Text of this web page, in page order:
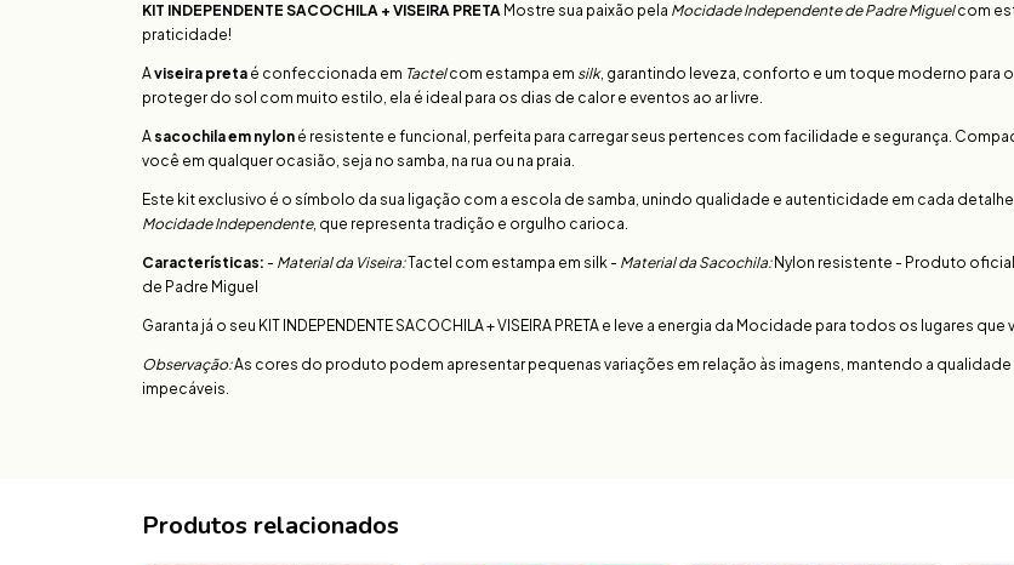
KIT INDEPENDENTE SACOCHILA + VISEIRA PRETA Mostre sua paixão pela Mocidade Independente de Padre Miguelcom
praticidade!
Aviseira preta é confeccionada em Tactelcom estampa em silk, garantindo leveza, conforto e um toque moderno para o
proteger do sol com muito estilo, ela é ideal para os dias de calor e eventos ao ar livre.
A sacochila em nylon é resistente e funcional, perfeita para carregar seus pertences com facilidade e segurança.
você em qualquer ocasião, seja no samba, na rua ou na praia.
Este kit exclusivo é o símbolo da sua ligação com a escola de samba, unindo qualidade e autenticidade em cada
Mocidade Independente, que representa tradição e orgulho carioca.
Características: - Material da Viseira:Tactel com estampa em silk - Material da Sacochila:Nylon resistente - Produto
de Padre Miguel
Garanta já o seu KIT INDEPENDENTE SACOCHILA + VISEIRA PRETA e leve a energia da Mocidade para todos os lugares
Observação:As cores do produto podem apresentar pequenas variações em relação às imagens, mantendo a
impecáveis.
Produtos relacionados